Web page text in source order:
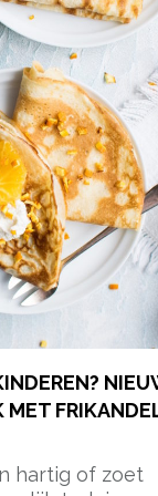
MET
hartig of zoet